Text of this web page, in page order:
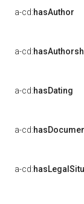
a-cd:hasAuthor
a-cd:
a-cd:hasDating
a-cd:
a-cd: